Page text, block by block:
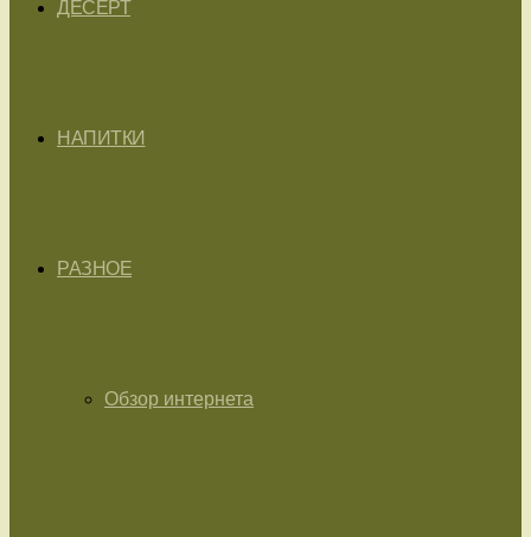
ДЕСЕРТ
НАПИТКИ
РАЗНОЕ
Обзор интернета